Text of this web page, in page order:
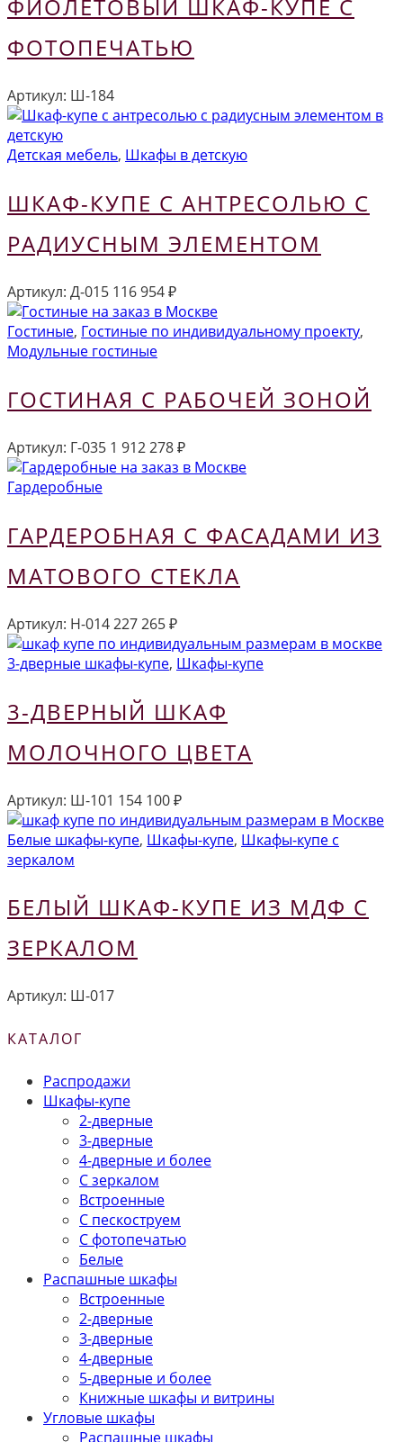
ФИОЛЕТОВЫЙ ШКАФ-КУПЕ С
ФОТОПЕЧАТЬЮ
Артикул: Ш-184
Детская мебель, Шкафы в детскую
ШКАФ-КУПЕ С АНТРЕСОЛЬЮ С
РАДИУСНЫМ ЭЛЕМЕНТОМ
Артикул: Д-015 116 954₽
Гостиные, Гостиные по индивидуальному проекту,
Модульные гостиные
ГОСТИНАЯ С РАБОЧЕЙ ЗОНОЙ
Артикул: Г-035 1 912 278₽
Гардеробные
ГАРДЕРОБНАЯ С ФАСАДАМИ ИЗ
МАТОВОГО СТЕКЛА
Артикул: Н-014227 265₽
3-дверные шкафы-купе, Шкафы-купе
3-ДВЕРНЫЙ ШКАФ
МОЛОЧНОГО ЦВЕТА
Артикул: Ш-101 154 100₽
Белые шкафы-купе, Шкафы-купе, Шкафы-купе с
зеркалом
БЕЛЫЙ ШКАФ-КУПЕ ИЗ МДФ С
ЗЕРКАЛОМ
Артикул: Ш-017
КАТАЛОГ
Распродажи
Шкафы-купе
2-дверные
3-дверные
4-дверные и более
С зеркалом
Встроенные
С пескоструем
С фотопечатью
Белые
Распашные шкафы
Встроенные
2-дверные
3-дверные
4-дверные
5-дверные и более
Книжные шкафы и витрины
Угловые шкафы
Распашные шкафы